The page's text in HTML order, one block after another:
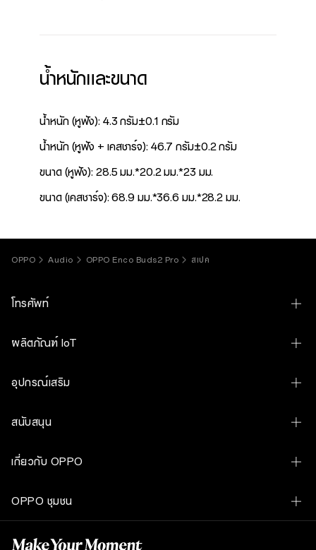
น้ำหนักและขนาด
น้ำหนัก (หูฟัง): 4.3 กรัม±0.1 กรัม
น้ำหนัก (หูฟัง + เคสชาร์จ): 46.7 กรัม±0.2 กรัม
ขนาด (หูฟัง): 28.5 มม.*20.2 มม.*23 มม.
ขนาด (เคสชาร์จ): 68.9 มม.*36.6 มม.*28.2 มม.
OPPO Audio OPPO Enco Buds2 Pro สเปค
โทรศัพท์
OPPO Find N6
OPPO Find X9s
OPPO Find X9
OPPO Reno16 5G
ผลิตภัณฑ์ IoT
OPPO Pad 5 Matte Display Edition
OPPO Bubble
OPPO Watch S
OPPO Watch X2 Mini
OPPO Enco Clip2 Open Earbuds
อุปกรณ์เสริม
OPPO Bubble
OPPO Magnetic Cable USB-A to Type-C DL160 1M
OPPO VOOC Cable USB-C to USB-C 8A DL149
สนับสนุน
Contact Us
เช็คราคาอะไหล่
เกี่ยวกับ OPPO
เทคโนโลยี
OPPO ชุมชน